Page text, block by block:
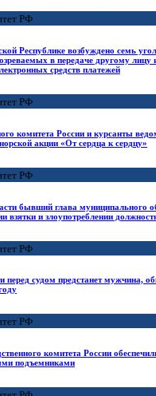
РФ
Республике возбуждено семь
в передаче другому лицу
средств платежей
РФ
комитета России и курсанты
акции «От сердца к сердцу»
РФ
бывший глава муниципального
взятки и злоупотреблении
РФ
перед судом предстанет мужчина,
РФ
комитета России
подъемниками